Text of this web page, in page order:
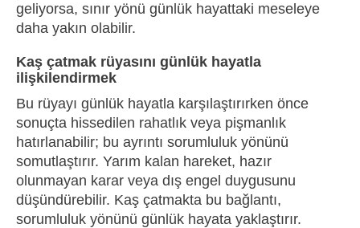
geliyorsa, sınır yönü günlük hayattaki meseleye
daha yakın olabilir.
Kaş çatmak rüyasını günlük hayatla
ilişkilendirmek
Bu rüyayı günlük hayatla karşılaştırırken önce
sonuçta hissedilen rahatlık veya pişmanlık
hatırlanabilir; bu ayrıntı sorumluluk yönünü
somutlaştırır. Yarım kalan hareket, hazır
olunmayan karar veya dış engel duygusunu
düşündürebilir. Kaş çatmakta bu bağlantı,
sorumluluk yönünü günlük hayata yaklaştırır.